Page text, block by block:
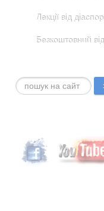
Лекції від
Безкоштовний
Пошук...